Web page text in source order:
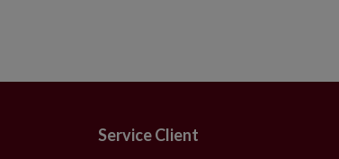
Service Client